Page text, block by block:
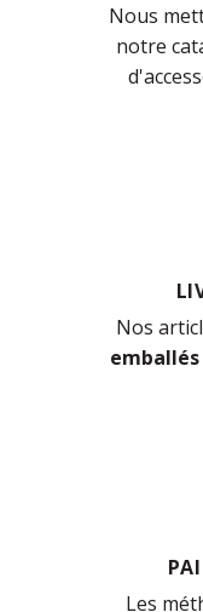
Nous
notre
Nos
Les